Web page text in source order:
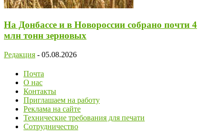
На Донбассе и в Новороссии собрано почти 4
млн тонн зерновых
Редакция - 05.08.2026
Почта
О нас
Контакты
Приглашаем на работу
Реклама на сайте
Технические требования для печати
Сотрудничество